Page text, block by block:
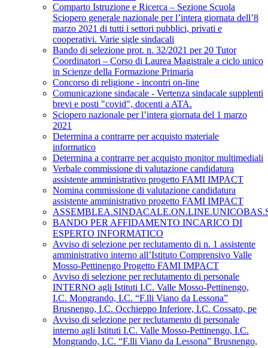
Comparto Istruzione e Ricerca – Sezione Scuola
Sciopero generale nazionale per l’intera giornata dell’8
marzo 2021 di tutti i settori pubblici, privati e
cooperativi. Varie sigle sindacali
Bando di selezione prot. n. 32/2021 per 20 Tutor
Coordinatori – Corso di Laurea Magistrale a ciclo unico
in Scienze della Formazione Primaria
Concorso di religione - incontri on-line
Comunicazione sindacale - Vertenza sindacale supplenti
brevi e posti "covid", docenti a ATA.
Sciopero nazionale per l’intera giornata del 1 marzo
2021
Determina a contrarre per acquisto materiale
informatico
Determina a contrarre per acquisto monitor multimediali
Verbale commissione di valutazione candidatura
assistente amministrativo progetto FAMI IMPACT
Nomina commissione di valutazione candidatura
assistente amministrativo progetto FAMI IMPACT
BANDO PER AFFIDAMENTO INCARICO DI
ESPERTO INFORMATICO
Avviso di selezione per reclutamento di n. 1 assistente
amministrativo interno all’Istituto Comprensivo Valle
Mosso-Pettinengo Progetto FAMI IMPACT
Avviso di selezione per reclutamento di personale
INTERNO agli Istituti I.C. Valle Mosso-Pettinengo,
I.C. Mongrando, I.C. “F.lli Viano da Lessona”
Brusnengo, I.C. Occhieppo Inferiore, I.C. Cossato, pe
Avviso di selezione per reclutamento di personale
interno agli Istituti I.C. Valle Mosso-Pettinengo, I.C.
Mongrando, I.C. “F.lli Viano da Lessona” Brusnengo,